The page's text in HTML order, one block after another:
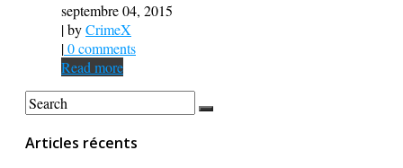
septembre 04, 2015
| byCrimeX
|0 comments
Read more
Articles récents